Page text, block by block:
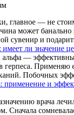
главное — не
может банально
сувенир и
ли значение
альфа —
герпеса. Применяю
Побочных
и
врача
Сначала